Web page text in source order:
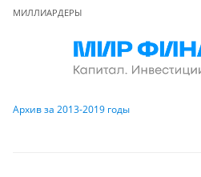
МИЛЛИАРДЕРЫ
Архив за 2013-2019 годы